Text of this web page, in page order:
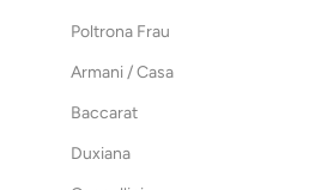
Poltrona Frau
Armani / Casa
Baccarat
Duxiana